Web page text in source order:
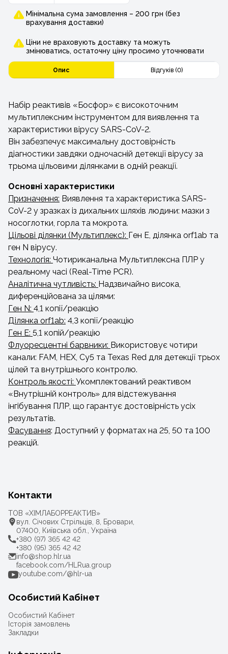
Мінімальна сума замовлення – 200 грн (без
врахування доставки)
Ціни не враховують доставку та можуть
змінюватись, остаточну ціну просимо уточнювати
Опис Відгуків (0)
Набір реактивів «Босфор» є високоточним
мультиплексним інструментом для виявлення та
характеристики вірусу SARS-CoV-2.
Він забезпечує максимальну достовірність
діагностики завдяки одночасній детекції вірусу за
трьома цільовими ділянками в одній реакції.
Основні характеристики
Призначення: Виявлення та характеристика SARS-
CoV-2 у зразках із дихальних шляхів людини: мазки з
носоглотки, горла та мокрота.
Цільові ділянки (Мультиплекс): Ген E, ділянка orf1ab та
ген N вірусу.
Технологія: Чотириканальна Мультиплексна ПЛР у
реальному часі (Real-Time PCR).
Аналітична чутливість: Надзвичайно висока,
диференційована за цілями:
Ген N: 4,1 копії/реакцію
Ділянка orf1ab: 4,3 копії/реакцію
Ген E: 5,1 копій/реакцію
Флуоресцентні барвники: Використовує чотири
канали: FAM, HEX, Cy5 та Texas Red для детекції трьох
цілей та внутрішнього контролю.
Контроль якості: Укомплектований реактивом
«Внутрішній контроль» для відстежування
інгібування ПЛР, що гарантує достовірність усіх
результатів.
Фасування: Доступний у форматах на 25, 50 та 100
реакцій.
Контакти
ТОВ «ХІМЛАБОРРЕАКТИВ»
вул. Січових Стрільців, 8, Бровари,
07400, Київська обл., Україна
+380 (97) 365 42 42
+380 (95) 365 42 42
info@shop.hlr.ua
facebook.com/HLRua.group
youtube.com/@hlr-ua
Особистий Кабінет
Особистий Кабінет
Історія замовлень
Закладки